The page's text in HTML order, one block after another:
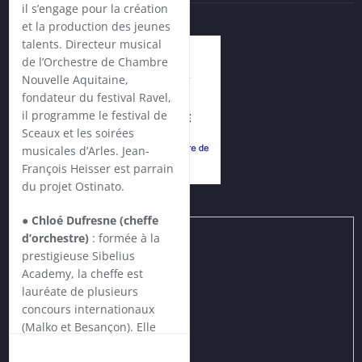
il s’engage pour la création
et la production des jeunes
talents. Directeur musical
de l’Orchestre de Chambre
Nouvelle Aquitaine,
fondateur du festival Ravel,
il programme le festival de
Sceaux et les soirées
musicales d’Arles. Jean-
François Heisser est parrain
du projet Ostinato.
● Chloé Dufresne (cheffe
d’orchestre) : formée à la
prestigieuse Sibelius
Academy, la cheffe est
lauréate de plusieurs
concours internationaux
(Malko et Besançon). Elle